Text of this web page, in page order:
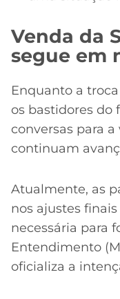
Venda da
segue em
Enquanto a
os bastidores do
conversas para a
continuam
Atualmente, as
nos ajustes
necessária para
Entendimento
oficializa a